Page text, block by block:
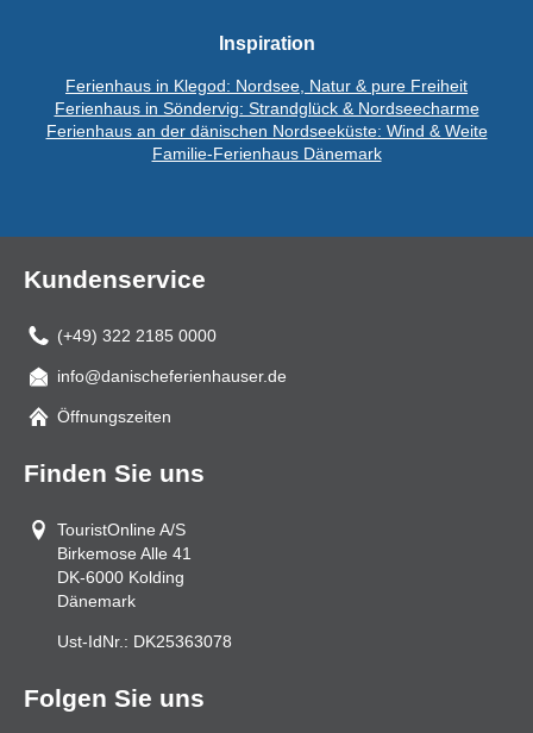
Inspiration
Ferienhaus in Klegod: Nordsee, Natur & pure Freiheit
Ferienhaus in Söndervig: Strandglück & Nordseecharme
Ferienhaus an der dänischen Nordseeküste: Wind & Weite
Familie-Ferienhaus Dänemark
Kundenservice
(+49) 322 2185 0000
Mail
info@danischeferienhauser.de
Öffnungszeiten
Finden Sie uns
TouristOnline A/S
Birkemose Alle 41
DK-6000 Kolding
Dänemark
Ust-IdNr.: DK25363078
Folgen Sie uns